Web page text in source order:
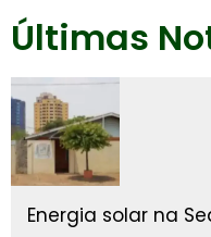
Últimas
Energia solar na